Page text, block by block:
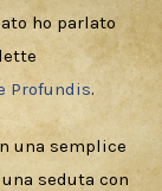
ho parlato
Profundis.
una semplice
seduta con